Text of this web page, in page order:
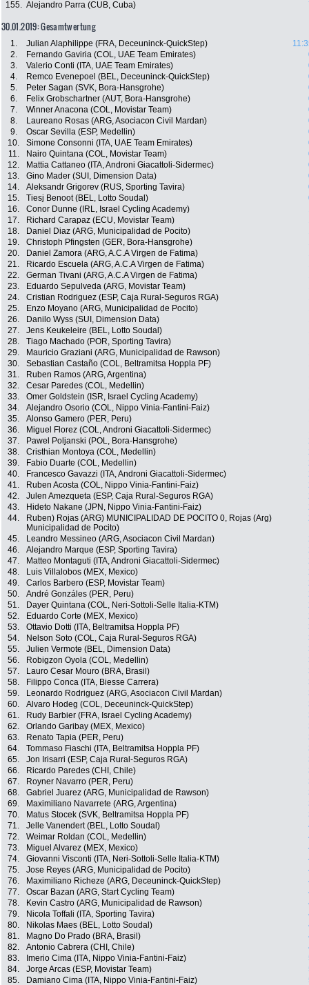
155. Alejandro Parra (CUB, Cuba)
30.01.2019: Gesamtwertung
1. Julian Alaphilippe (FRA, Deceuninck-QuickStep)
2.
Fernando Gaviria (COL, UAE Team Emirates)
3.
Valerio Conti (ITA, UAE Team Emirates)
4.
Remco Evenepoel (BEL, Deceuninck-QuickStep)
5.
Peter Sagan (SVK, Bora-Hansgrohe)
6.
Felix Grobschartner (AUT, Bora-Hansgrohe)
7.
Winner Anacona (COL, Movistar Team)
8.
Laureano Rosas (ARG, Asociacon Civil Mardan)
9.
Oscar Sevilla (ESP, Medellin)
10.
Simone Consonni (ITA, UAE Team Emirates)
11.
Nairo Quintana (COL, Movistar Team)
12.
Mattia Cattaneo (ITA, Androni Giacattoli-Sidermec)
13.
Gino Mader (SUI, Dimension Data)
14.
Aleksandr Grigorev (RUS, Sporting Tavira)
15.
Tiesj Benoot (BEL, Lotto Soudal)
16.
Conor Dunne (IRL, Israel Cycling Academy)
17.
Richard Carapaz (ECU, Movistar Team)
18.
Daniel Diaz (ARG, Municipalidad de Pocito)
19.
Christoph Pfingsten (GER, Bora-Hansgrohe)
20.
Daniel Zamora (ARG, A.C.A Virgen de Fatima)
21.
Ricardo Escuela (ARG, A.C.A Virgen de Fatima)
22.
German Tivani (ARG, A.C.A Virgen de Fatima)
23.
Eduardo Sepulveda (ARG, Movistar Team)
24.
Cristian Rodriguez (ESP, Caja Rural-Seguros RGA)
25.
Enzo Moyano (ARG, Municipalidad de Pocito)
26.
Danilo Wyss (SUI, Dimension Data)
27.
Jens Keukeleire (BEL, Lotto Soudal)
28.
Tiago Machado (POR, Sporting Tavira)
29.
Mauricio Graziani (ARG, Municipalidad de Rawson)
30.
Sebastian Castaño (COL, Beltramitsa Hoppla PF)
31.
Ruben Ramos (ARG, Argentina)
32.
Cesar Paredes (COL, Medellin)
33.
Omer Goldstein (ISR, Israel Cycling Academy)
34.
Alejandro Osorio (COL, Nippo Vinia-Fantini-Faiz)
35.
Alonso Gamero (PER, Peru)
36.
Miguel Florez (COL, Androni Giacattoli-Sidermec)
37.
Pawel Poljanski (POL, Bora-Hansgrohe)
38.
Cristhian Montoya (COL, Medellin)
39.
Fabio Duarte (COL, Medellin)
40.
Francesco Gavazzi (ITA, Androni Giacattoli-Sidermec)
41.
Ruben Acosta (COL, Nippo Vinia-Fantini-Faiz)
42.
Julen Amezqueta (ESP, Caja Rural-Seguros RGA)
43.
Hideto Nakane (JPN, Nippo Vinia-Fantini-Faiz)
44.
Ruben) Rojas (ARG) MUNICIPALIDAD DE POCITO 0, Rojas (Arg)
Municipalidad de Pocito)
45. Leandro Messineo (ARG, Asociacon Civil Mardan)
46.
Alejandro Marque (ESP, Sporting Tavira)
47.
Matteo Montaguti (ITA, Androni Giacattoli-Sidermec)
48.
Luis Villalobos (MEX, Mexico)
49.
Carlos Barbero (ESP, Movistar Team)
50.
André Gonzáles (PER, Peru)
51.
Dayer Quintana (COL, Neri-Sottoli-Selle Italia-KTM)
52.
Eduardo Corte (MEX, Mexico)
53.
Ottavio Dotti (ITA, Beltramitsa Hoppla PF)
54.
Nelson Soto (COL, Caja Rural-Seguros RGA)
55.
Julien Vermote (BEL, Dimension Data)
56.
Robigzon Oyola (COL, Medellin)
57.
Lauro Cesar Mouro (BRA, Brasil)
58.
Filippo Conca (ITA, Biesse Carrera)
59.
Leonardo Rodriguez (ARG, Asociacon Civil Mardan)
60.
Alvaro Hodeg (COL, Deceuninck-QuickStep)
61.
Rudy Barbier (FRA, Israel Cycling Academy)
62.
Orlando Garibay (MEX, Mexico)
63.
Renato Tapia (PER, Peru)
64.
Tommaso Fiaschi (ITA, Beltramitsa Hoppla PF)
65.
Jon Irisarri (ESP, Caja Rural-Seguros RGA)
66.
Ricardo Paredes (CHI, Chile)
67.
Royner Navarro (PER, Peru)
68.
Gabriel Juarez (ARG, Municipalidad de Rawson)
69.
Maximiliano Navarrete (ARG, Argentina)
70.
Matus Stocek (SVK, Beltramitsa Hoppla PF)
71.
Jelle Vanendert (BEL, Lotto Soudal)
72.
Weimar Roldan (COL, Medellin)
73.
Miguel Alvarez (MEX, Mexico)
74.
Giovanni Visconti (ITA, Neri-Sottoli-Selle Italia-KTM)
75.
Jose Reyes (ARG, Municipalidad de Pocito)
76.
Maximiliano Richeze (ARG, Deceuninck-QuickStep)
77.
Oscar Bazan (ARG, Start Cycling Team)
78.
Kevin Castro (ARG, Municipalidad de Rawson)
79.
Nicola Toffali (ITA, Sporting Tavira)
80.
Nikolas Maes (BEL, Lotto Soudal)
81.
Magno Do Prado (BRA, Brasil)
82.
Antonio Cabrera (CHI, Chile)
83.
Imerio Cima (ITA, Nippo Vinia-Fantini-Faiz)
84.
Jorge Arcas (ESP, Movistar Team)
85.
Damiano Cima (ITA, Nippo Vinia-Fantini-Faiz)